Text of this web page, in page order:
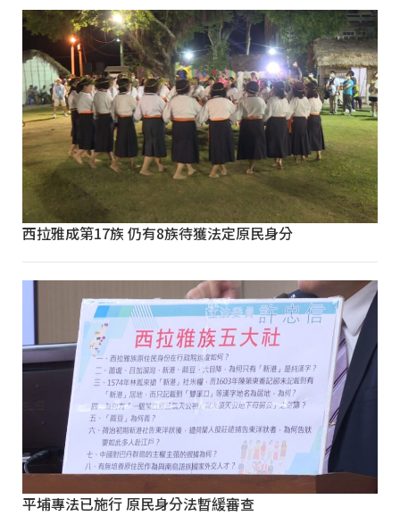
西拉雅成第17族 仍有8族待獲法定原民身分
平埔專法已施行 原民身分法暫緩審查